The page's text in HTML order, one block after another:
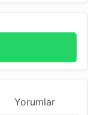
Yorumlar